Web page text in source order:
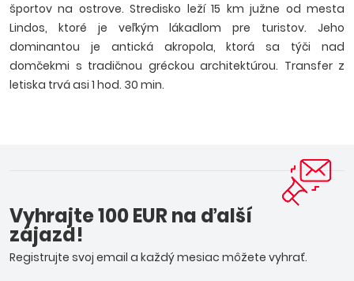
športov na ostrove. Stredisko leží 15 km južne od mesta
Lindos, ktoré je veľkým lákadlom pre turistov. Jeho
dominantou je antická akropola, ktorá sa týči nad
domčekmi s tradičnou gréckou architektúrou. Transfer z
letiska trvá asi 1 hod. 30 min.
Vyhrajte 100 EUR na ďalší
zájazd!
Registrujte svoj email a každý mesiac môžete vyhrať.